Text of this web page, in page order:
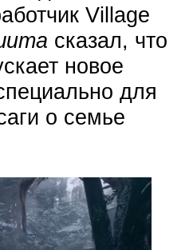
Village
сказал, что
новое
для
о семье